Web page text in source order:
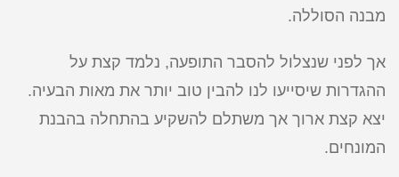
מבנה הסוללה.
אך לפני שנצלול להסבר התופעה, נלמד קצת על
ההגדרות שיסייעו לנו להבין טוב יותר את מאות הבעיה.
יצא קצת ארוך אך משתלם להשקיע בהתחלה בהבנת
המונחים.